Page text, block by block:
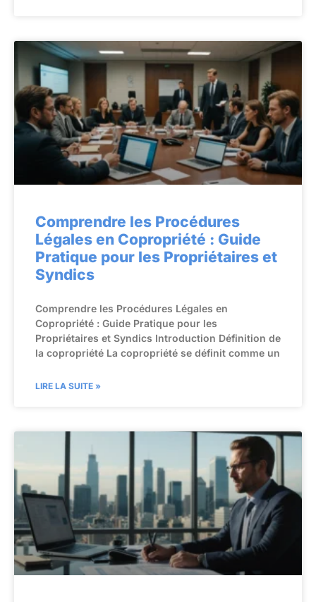
Comprendre les Procédures
Légales en Copropriété : Guide
Pratique pour les Propriétaires et
Syndics
Comprendre les Procédures Légales en
Copropriété : Guide Pratique pour les
Propriétaires et Syndics Introduction Définition de
la copropriété La copropriété se définit comme un
LIRE LA SUITE »